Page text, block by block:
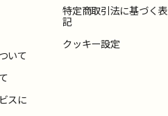
いて
スに
特定商取引法に基づく表
記
クッキー設定